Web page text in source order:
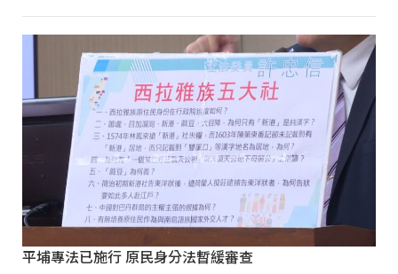
平埔專法已施行 原民身分法暫緩審查